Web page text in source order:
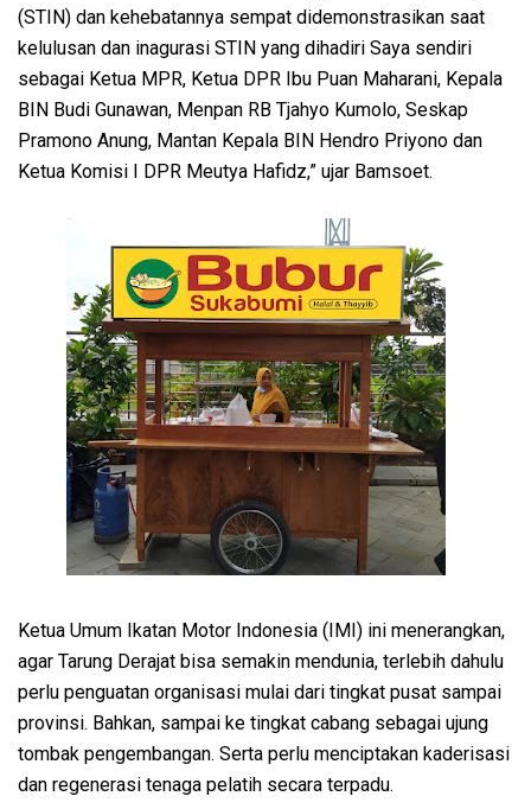
(STIN) dan kehebatannya sempat didemonstrasikan saat
kelulusan dan inagurasi STIN yang dihadiri Saya sendiri
sebagai Ketua MPR, Ketua DPR Ibu Puan Maharani, Kepala
BIN Budi Gunawan, Menpan RB Tjahyo Kumolo, Seskap
Pramono Anung, Mantan Kepala BIN Hendro Priyono dan
Ketua Komisi I DPR Meutya Hafidz,” ujar Bamsoet.
Ketua Umum Ikatan Motor Indonesia (IMI) ini menerangkan,
agar Tarung Derajat bisa semakin mendunia, terlebih dahulu
perlu penguatan organisasi mulai dari tingkat pusat sampai
provinsi. Bahkan, sampai ke tingkat cabang sebagai ujung
tombak pengembangan. Serta perlu menciptakan kaderisasi
dan regenerasi tenaga pelatih secara terpadu.